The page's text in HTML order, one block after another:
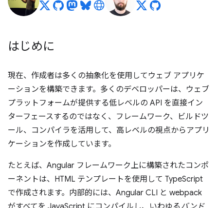
はじめに
現在、作成者は多くの抽象化を使用してウェブ アプリケ
ーションを構築できます。多くのデベロッパーは、ウェブ
プラットフォームが提供する低レベルの API を直接イン
ターフェースするのではなく、フレームワーク、ビルドツ
ール、コンパイラを活用して、高レベルの視点からアプリ
ケーションを作成しています。
たとえば、Angular フレームワーク上に構築されたコンポ
ーネントは、HTML テンプレートを使用して TypeScript
で作成されます。内部的には、Angular CLI と webpack